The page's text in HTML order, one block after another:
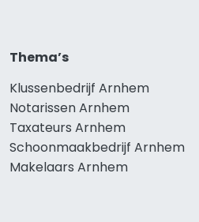
Thema’s
Klussenbedrijf Arnhem
Notarissen Arnhem
Taxateurs Arnhem
Schoonmaakbedrijf Arnhem
Makelaars Arnhem